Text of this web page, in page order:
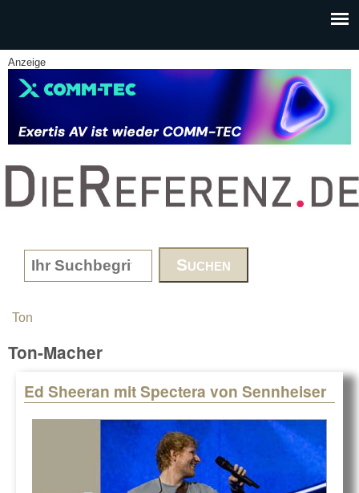
Anzeige
www.DieReferenz.de
Search form
You are here
Ton
Ton-Macher
Ed Sheeran mit Spectera von Sennheiser
Pages